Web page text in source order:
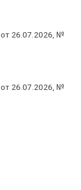
26.07.2026, №
26.07.2026, №